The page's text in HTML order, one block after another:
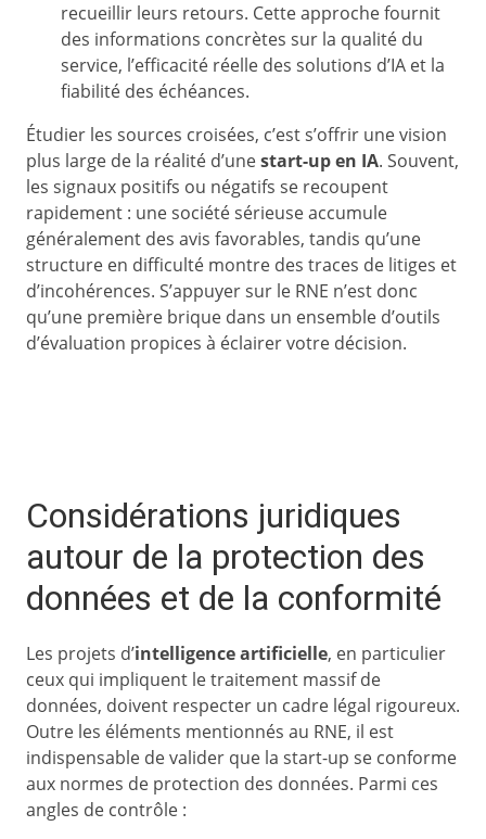
recueillir leurs retours. Cette approche fournit
des informations concrètes sur la qualité du
service, l’efficacité réelle des solutions d’IA et la
fiabilité des échéances.
Étudier les sources croisées, c’est s’offrir une vision
plus large de la réalité d’unestart-up en IA. Souvent,
les signaux positifs ou négatifs se recoupent
rapidement : une société sérieuse accumule
généralement des avis favorables, tandis qu’une
structure en difficulté montre des traces de litiges et
d’incohérences. S’appuyer sur le RNE n’est donc
qu’une première brique dans un ensemble d’outils
d’évaluation propices à éclairer votre décision.
Considérations juridiques
autour de la protection des
données et de la conformité
Les projets d’intelligence artificielle, en particulier
ceux qui impliquent le traitement massif de
données, doivent respecter un cadre légal rigoureux.
Outre les éléments mentionnés au RNE, il est
indispensable de valider que la start-up se conforme
aux normes de protection des données. Parmi ces
angles de contrôle :